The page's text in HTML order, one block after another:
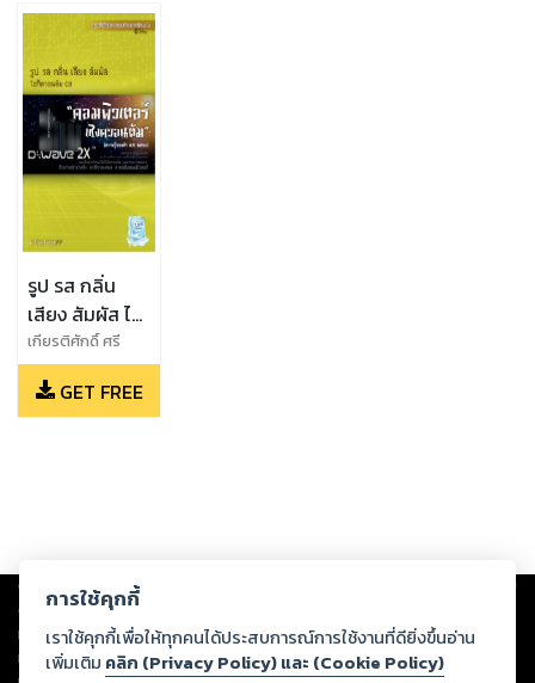
รูป รส กลิ่น
เสียง สัมผัส ไอ
ทีควอนตัม (๓):
คอมพิวเตอร์
เชิงควอนตัม
เกียรติศักดิ์ ศรี
พิมานวัฒน์
(บรรณาธิการ), จิร
วัฒน์ ตั้งปณิธาน
กร แก้วอ่วม, สุวิทย์
GET FREE
Copyright © 2026
ต่อผลงานหรือเนื้อหาใดที่อัปโหลดผ่านเว็บไซต์และปรากฏว่าละเมิดสิทธิใน
ทรัพย์สินทางปัญญาของบุคคลอื่นหรือขัดต่อกฎหมายและศีลธรรม ดังนั้น ผู้อ่าน
ทุกท่านโปรดใช้วิจารณญาณในการกลั่นกรองด้วยตนเอง และหากท่านพบว่าส่วน
การใช้คุกกี้
เราใช้คุกกี้เพื่อให้ทุกคนได้ประสบการณ์การใช้งานที่ดียิ่งขึ้นอ่าน
เพิ่มเติม คลิก (Privacy Policy) และ (Cookie Policy)